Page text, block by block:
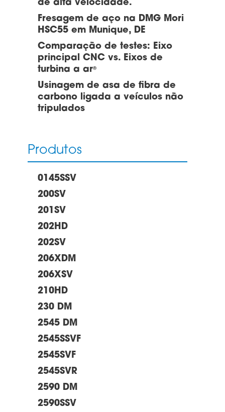
Produtos
0145SSV
200SV
201SV
202HD
202SV
206XDM
206XSV
210HD
230 DM
2545 DM
2545SSVF
2545SVF
2545SVR
2590 DM
2590SSV
de alta velocidade.
Fresagem de aço na DMG Mori
HSC55 em Munique, DE
Comparação de testes: Eixo
principal CNC vs. Eixos de
turbina a ar®
Usinagem de asa de fibra de
carbono ligada a veículos não
tripulados